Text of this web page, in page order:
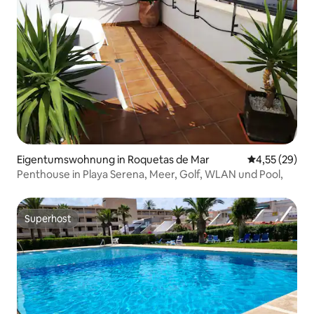
Eigentumswohnung in Roquetas de Mar
4,55 (29)
Penthouse in Playa Serena, Meer, Golf, WLAN und Pool,
Superhost
Superhost